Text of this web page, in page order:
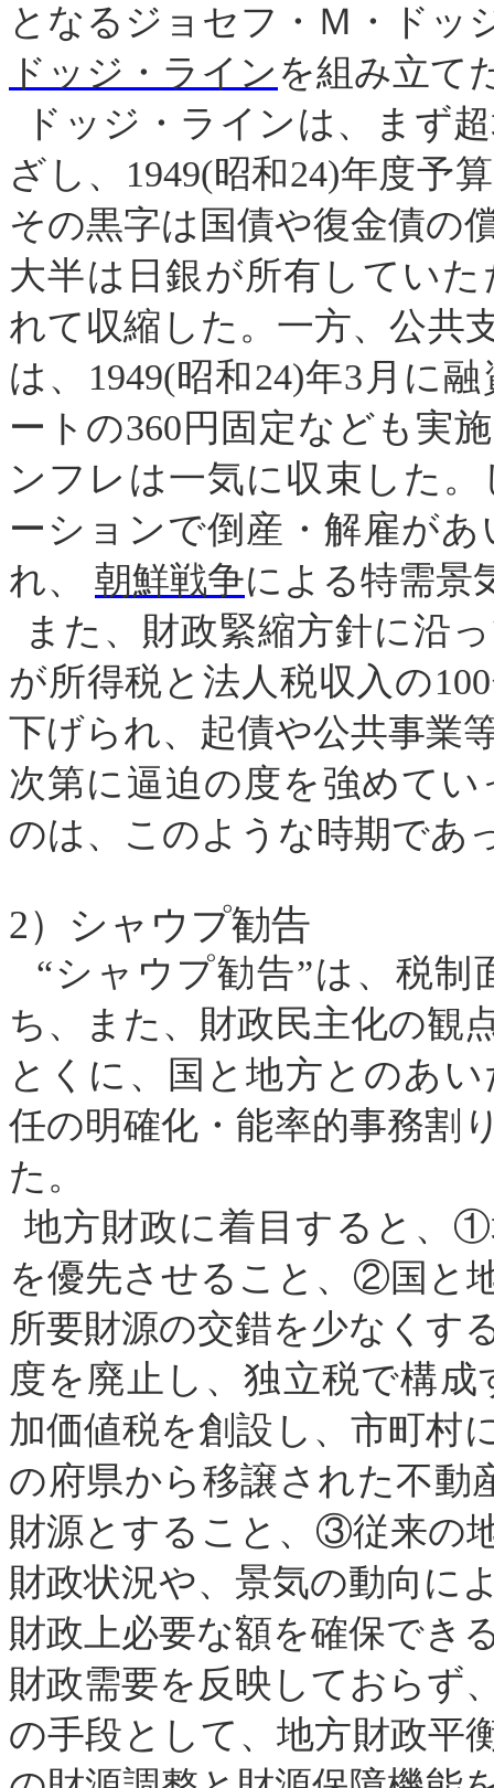
となるジョセフ・Ｍ・ドッ
ドッジ・ライン を組み立て
ドッジ・ラインは、まず
ざし、 1949(昭和24)年度予
その黒字は国債や復金債の
大半は日銀が所有してい
れて収縮した。一方、公共
は、 1949(昭和24)年3 月に
ートの360 円固 定なども実
ンフレは一気に収束した
ーションで倒産・解雇が
れ、 朝鮮戦争による特需景
また、財政緊縮方針に沿
が所得税と法人税収入の100
下げられ、起債や公共事業
次第に逼迫の度を強めて
のは、このよう な時期であ
2）シャウプ勧告
“シャウプ勧告”は、税制
ち、また、財政民主化の観
とくに、国と地方とのあ
任の明確化・能率的事務割
た。
地方財政に着目すると、
を優先させること、②国と
所要財源の交錯を少なくす
度を廃止し、独立税で構
加価値税を創設し、市町村
の府県から移譲された不動
財源とすること、③従来の
財政状況や、景気の動向に
財政上必要な額を確保でき
財政需要を反映しておらず
の手段として、地方財政平